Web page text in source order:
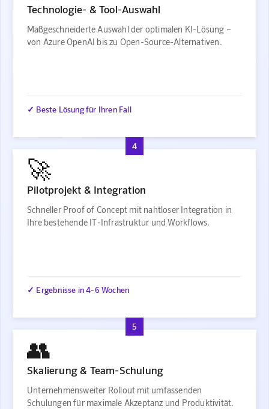
Technologie- & Tool-Auswahl
Maßgeschneiderte Auswahl der optimalen KI-Lösung –
von Azure OpenAI bis zu Open-Source-Alternativen.
✓ Beste Lösung für Ihren Fall
4
🚀
Pilotprojekt & Integration
Schneller Proof of Concept mit nahtloser Integration in
Ihre bestehende IT-Infrastruktur und Workflows.
✓ Ergebnisse in 4-6 Wochen
5
👥
Skalierung & Team-Schulung
Unternehmensweiter Rollout mit umfassenden
Schulungen für maximale Akzeptanz und Produktivität.